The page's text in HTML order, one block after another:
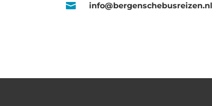
 info@bergenschebusreizen.nl